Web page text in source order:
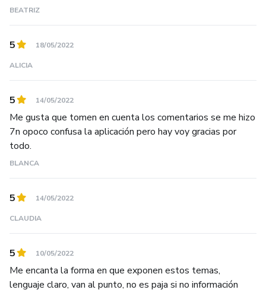
BEATRIZ
5 18/05/2022
ALICIA
5 14/05/2022
Me gusta que tomen en cuenta los comentarios se me hizo
7n opoco confusa la aplicación pero hay voy gracias por
todo.
BLANCA
5 14/05/2022
CLAUDIA
5 10/05/2022
Me encanta la forma en que exponen estos temas,
lenguaje claro, van al punto, no es paja si no información